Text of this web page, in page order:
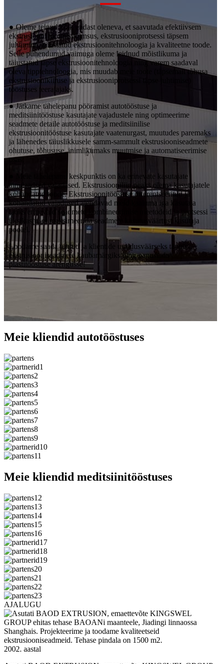
● Oleme teinud kõik endast oleneva, et saavutada efektiivsem
ekstrusiooni tootmisvõimsus, ekstrusiooniprotsessi täpsem
juhtimine, täiustatud ekstrusioonitehnoloogia ja kvaliteetne toode.
Selle pühendunud vaimuga oleme leidnud mõistlikuma ja
täiustatud täpse ekstrusioonitehnoloogia ning varem saadaval
oleva tipptehnoloogia, mis muudab meie toote (täpsemalt tõhusa
ekstrusioonikiiruse ja ekstrusiooniprotsessi täpse juhtimise)
tööstuses teerajajaks.
● Jätkame tähelepanu pööramist autotööstuse ja
meditsiinitööstuse kasutajate vajadustele ning optimeerime
seadmete detaile autotööstuse ja meditsiinilise
ekstrusioonitööstuse kasutajate vaatenurgast, muutudes paremaks
ja lähenedes täiuslikkusele samm-sammult ekstrusiooniseadmete
ohutuse, tõhususe, inimlikumaks muutmise ja automatiseerimise
osas;
● Meie tähelepanu keskpunktis on ka erinevate kasutajate
ainulaadsed vajadused. Ekstrusiooniliin peaks olema kasutajatele
kohandatud toode. Ekstrusioonitööstuse diferentseeritud ja
kohandatud vajadused ajendavad meid kaaluma iga kasutaja
jaoks erinevaid seadmete kombineerimise meetodeid ja protsessi
üksikasju, et maksimeerida seadmete kasutusväärtust kasutaja
poolel.
Loodame saada tuntud ja klientide usaldusväärseks täppis-
ekstrusiooniseadmete kaubamärgiks ning panustada
plastitööstuse arengusse!
Meie kliendid autotööstuses
Meie kliendid meditsiinitööstuses
AJALUGU
2002. aastal